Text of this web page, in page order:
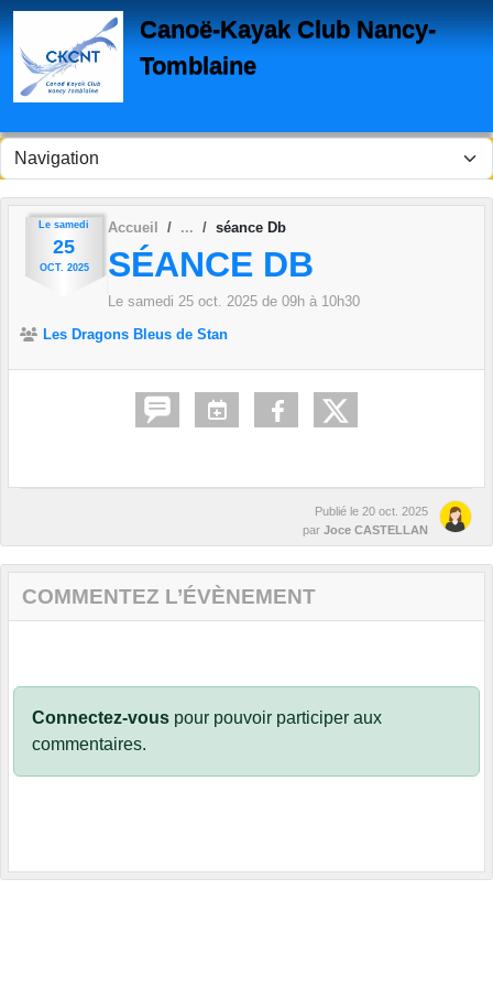
Canoë-Kayak Club Nancy-
Tomblaine
Le samedi
25
OCT. 2025
Accueil séance Db
SÉANCE DB
Le samedi 25 oct. 2025 de 09h à 10h30
Les Dragons Bleus de Stan
Publié le 20 oct. 2025
par Joce CASTELLAN
COMMENTEZ L’ÉVÈNEMENT
Connectez-vous pour pouvoir participer aux
commentaires.
Panneau de gestion des cookies